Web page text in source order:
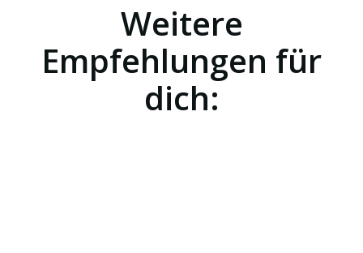
Weitere
Empfehlungen für
dich: